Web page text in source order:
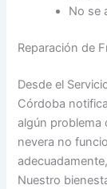
No se
Reparación de
Desde el
Córdoba
algún problema
nevera no
Nuestro